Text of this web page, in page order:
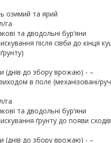
озимий та ярий
га
та дводольні бур’яни
після сівби до кінця
(днів до збору врожаю) - –
в поле (механізовані/
га
та дводольні бур’яни
ґрунту до появи
(днів до збору врожаю) - –